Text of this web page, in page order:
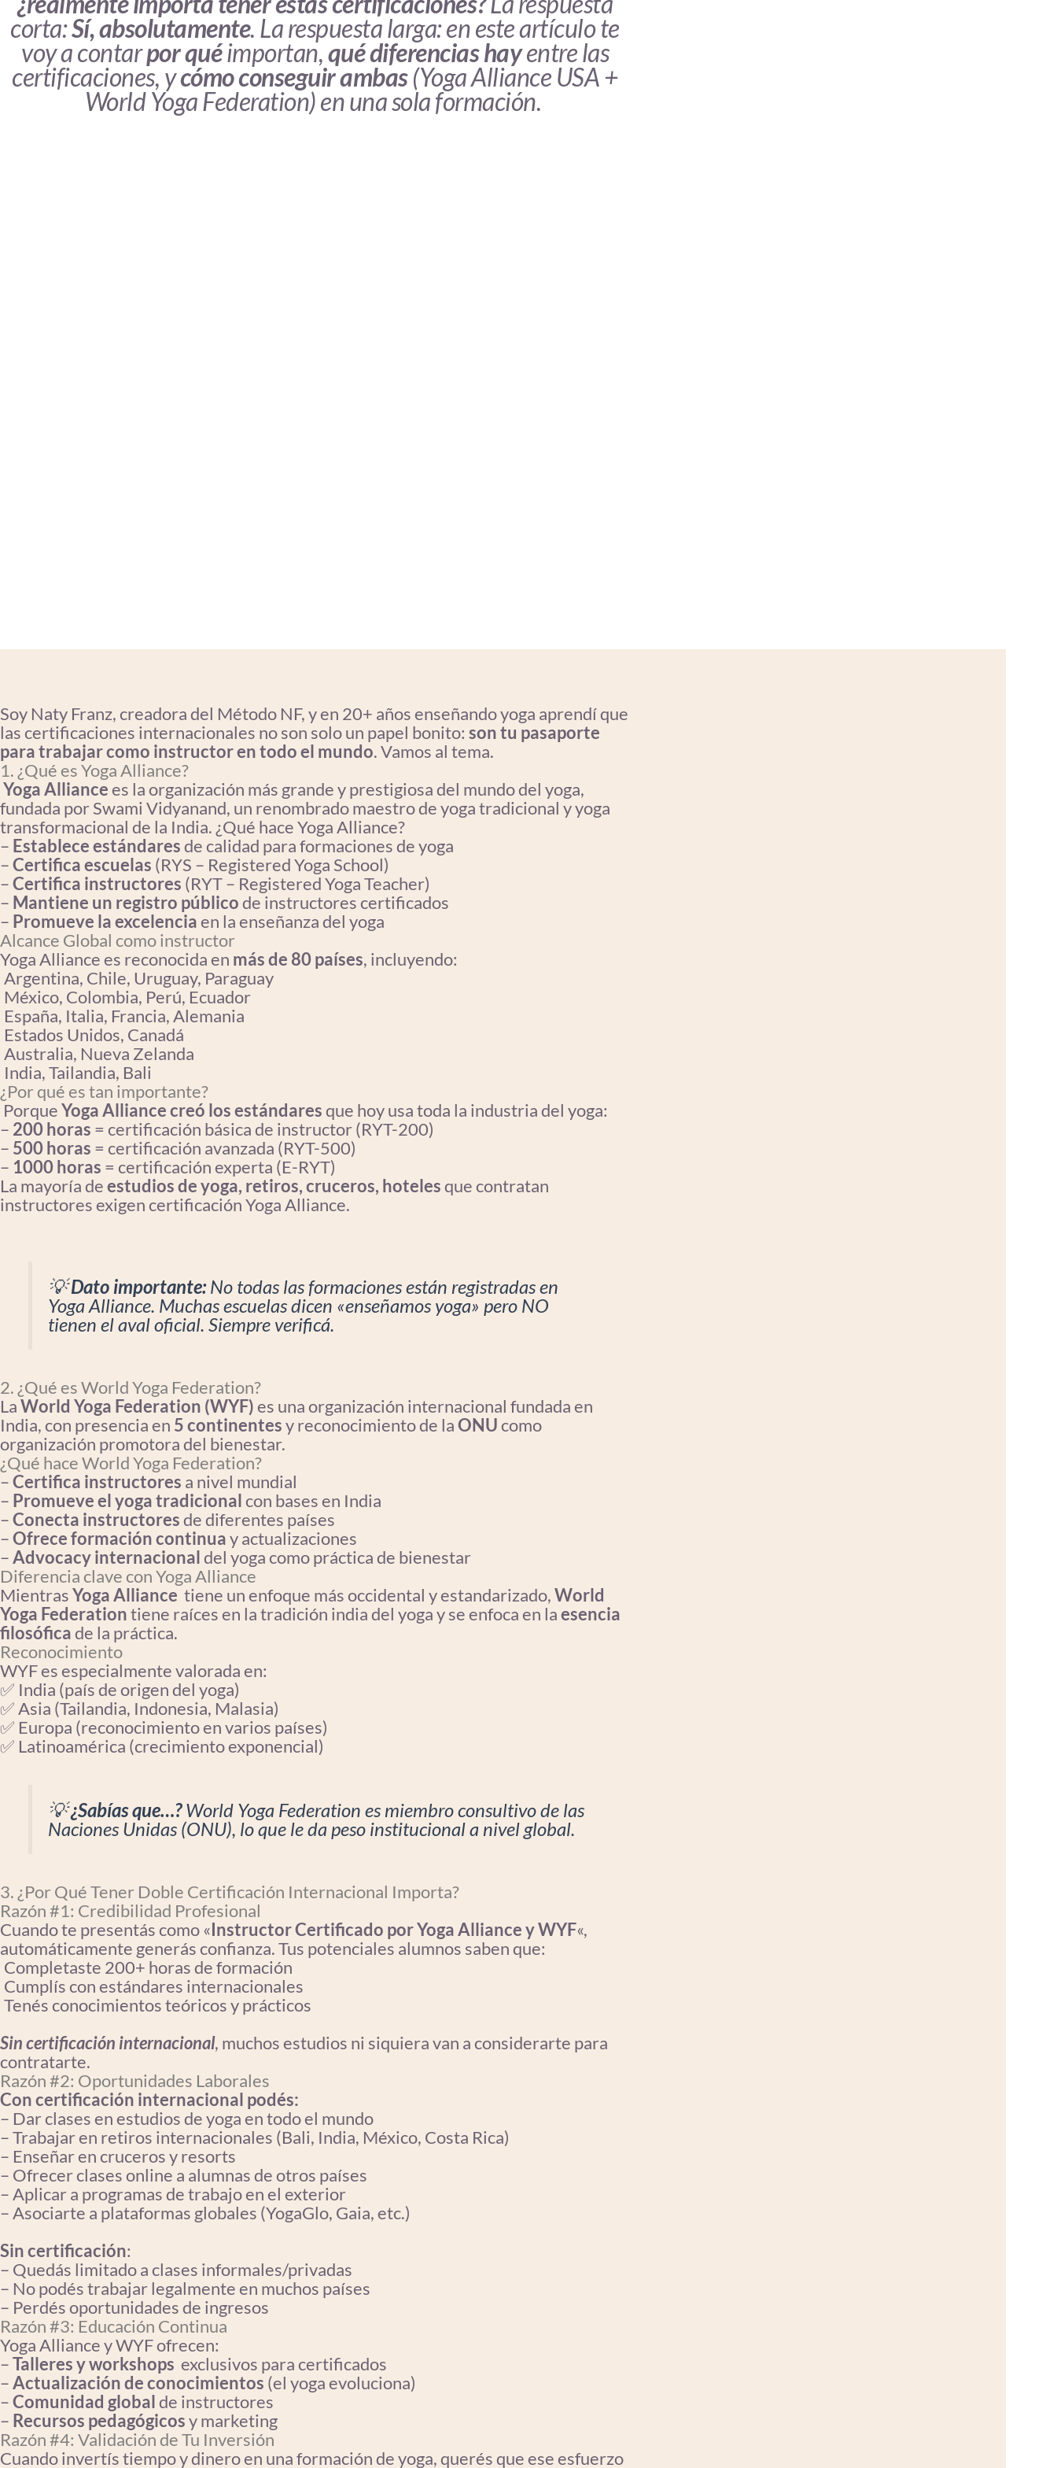
corta:Sí, absolutamente. La respuesta larga: en este artículo te
voy a contarpor quéimportan,qué diferencias hayentre las
certificaciones, ycómo conseguir ambas(Yoga Alliance USA +
World Yoga Federation) en una sola formación.
Soy Naty Franz, creadora del Método NF, y en 20+ años enseñando yoga aprendí que
las certificaciones internacionales no son solo un papel bonito: son tu pasaporte
para trabajar como instructor en todo el mundo. Vamos al tema.
1. ¿Qué es Yoga Alliance?
Yoga Alliancees la organización más grande y prestigiosa del mundo del yoga,
fundada por Swami Vidyanand, un renombrado maestro de yoga tradicional y yoga
transformacional de la India. ¿Qué hace Yoga Alliance?
– Establece estándaresde calidad para formaciones de yoga
–Certifica escuelas (RYS – Registered Yoga School)
–Certifica instructores (RYT – Registered Yoga Teacher)
– Mantiene un registro públicode instructores certificados
– Promueve la excelenciaen la enseñanza del yoga
Alcance Global como instructor
Yoga Alliance es reconocida en más de 80 países, incluyendo:
Argentina, Chile, Uruguay, Paraguay
México, Colombia, Perú, Ecuador
España, Italia, Francia, Alemania
Estados Unidos, Canadá
Australia, Nueva Zelanda
India, Tailandia, Bali
¿Por qué es tan importante?
PorqueYoga Alliance creó los estándaresque hoy usa toda la industria del yoga:
– 200 horas = certificación básica de instructor (RYT-200)
– 500 horas = certificación avanzada (RYT-500)
– 1000 horas = certificación experta (E-RYT)
La mayoría deestudios de yoga, retiros, cruceros, hotelesque contratan
instructores exigen certificación Yoga Alliance.
💡Dato importante:No todas las formaciones están registradas en
Yoga Alliance. Muchas escuelas dicen «enseñamos yoga» pero NO
tienen el aval oficial. Siempre verificá.
2. ¿Qué es World Yoga Federation?
LaWorld Yoga Federation (WYF)es una organización internacional fundada en
India, con presencia en 5 continentesy reconocimiento de laONUcomo
organización promotora del bienestar.
¿Qué hace World Yoga Federation?
–Certifica instructores a nivel mundial
– Promueve el yoga tradicionalcon bases en India
–Conecta instructoresde diferentes países
–Ofrece formación continuay actualizaciones
–Advocacy internacionaldel yoga como práctica de bienestar
Diferencia clave con Yoga Alliance
MientrasYoga Alliance tiene un enfoque más occidental y estandarizado,World
Yoga Federationtiene raíces en la tradición india del yoga y se enfoca en laesencia
filosóficade la práctica.
Reconocimiento
WYF es especialmente valorada en:
✅ India (país de origen del yoga)
✅ Asia (Tailandia, Indonesia, Malasia)
✅ Europa (reconocimiento en varios países)
✅ Latinoamérica (crecimiento exponencial)
💡¿Sabías que…?World Yoga Federation es miembro consultivo de las
Naciones Unidas (ONU), lo que le da peso institucional a nivel global.
3. ¿Por Qué Tener Doble Certificación Internacional Importa?
Razón #1: Credibilidad Profesional
Cuando te presentás como «Instructor Certificado por Yoga Alliance y WYF«,
automáticamente generás confianza. Tus potenciales alumnos saben que:
Completaste 200+ horas de formación
Cumplís con estándares internacionales
Tenés conocimientos teóricos y prácticos
Sin certificación internacional, muchos estudios ni siquiera van a considerarte para
contratarte.
Razón #2: Oportunidades Laborales
Con certificación internacional podés:
– Dar clases en estudios de yoga en todo el mundo
– Trabajar en retiros internacionales (Bali, India, México, Costa Rica)
– Enseñar en cruceros y resorts
– Ofrecer clases online a alumnas de otros países
– Aplicar a programas de trabajo en el exterior
– Asociarte a plataformas globales (YogaGlo, Gaia, etc.)
Sin certificación:
– Quedás limitado a clases informales/privadas
– No podés trabajar legalmente en muchos países
– Perdés oportunidades de ingresos
Razón #3: Educación Continua
Yoga Alliance y WYF ofrecen:
–Talleres y workshops exclusivos para certificados
–Actualización de conocimientos (el yoga evoluciona)
–Comunidad globalde instructores
– Recursos pedagógicosy marketing
Razón #4: Validación de Tu Inversión
Cuando invertís tiempo y dinero en una formación de yoga, querés que ese esfuerzo